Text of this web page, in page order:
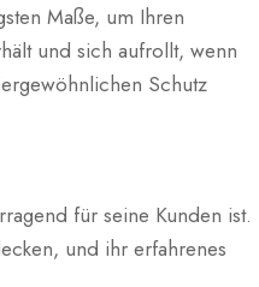
Maße, um Ihren
und sich aufrollt, wenn
Schutz
für seine Kunden ist.
und ihr erfahrenes